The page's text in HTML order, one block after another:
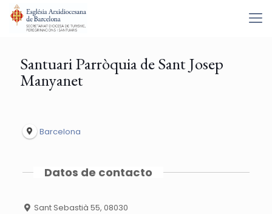
Santuari Parròquia de Sant Josep
Manyanet
Barcelona
Datos de contacto
Sant Sebastià 55, 08030